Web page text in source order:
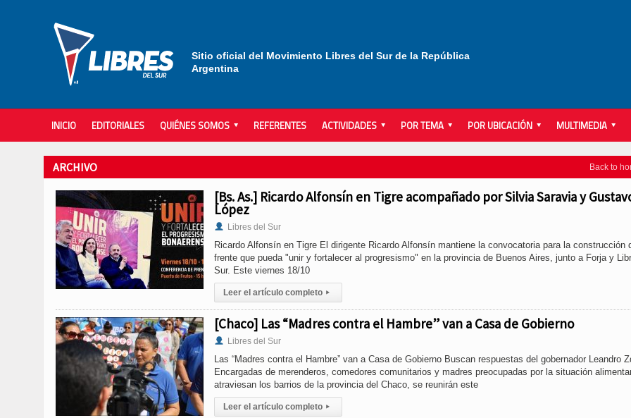
Sitio oficial del Movimiento Libres del Sur de la República
Argentina
INICIO EDITORIALES QUIÉNES SOMOS REFERENTES ACTIVIDADES POR TEMA POR UBICACIÓN MULTIMEDIA
Back to
ARCHIVO
[Bs. As.] Ricardo Alfonsín en Tigre acompañado por Silvia Saravia y
López
Libres del Sur
Ricardo Alfonsín en Tigre El dirigente Ricardo Alfonsín mantiene la convocatoria para la construcción
frente que pueda "unir y fortalecer al progresismo" en la provincia de Buenos Aires, junto a Forja y
Sur. Este viernes 18/10
Leer el artículo completo ▸
[Chaco] Las “Madres contra el Hambre” van a Casa de Gobierno
Libres del Sur
Las “Madres contra el Hambre” van a Casa de Gobierno Buscan respuestas del gobernador Leandro
Encargadas de merenderos, comedores comunitarios y madres preocupadas por la situación
atraviesan los barrios de la provincia del Chaco, se reunirán este
Leer el artículo completo ▸